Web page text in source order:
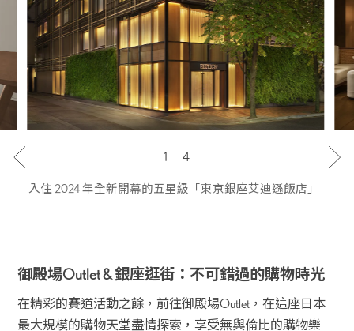
入住 2024 年全新開幕的五星級「東京銀座艾迪遜飯店」
1｜4
御殿場Outlet & 銀座逛街：不可錯過的購物時光
在精彩的賽道活動之餘，前往御殿場Outlet，在這座日本
最大規模的購物天堂盡情探索，享受無與倫比的購物樂